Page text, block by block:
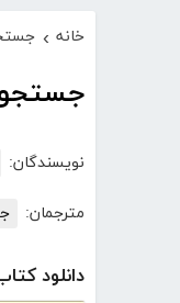
خانه ›
نویسندگان:
مترجمان:
دانلود